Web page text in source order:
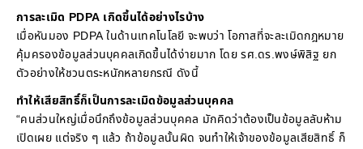
การละเมิด PDPA เกิดขึ้นได้อย่างไรบ้าง
เมื่อหันมอง PDPA ในด้านเทคโนโลยี จะพบว่า โอกาสที่จะละเมิดกฎหมาย
คุ้มครองข้อมูลส่วนบุคคลเกิดขึ้นได้ง่ายมาก โดย รศ.ดร.พงษ์พิสิฐ ยก
ตัวอย่างให้ชวนตระหนักหลายกรณี ดังนี้
ทำให้เสียสิทธิ์ก็เป็นการละเมิดข้อมูลส่วนบุคคล
“คนส่วนใหญ่เมื่อนึกถึงข้อมูลส่วนบุคคล มักคิดว่าต้องเป็นข้อมูลลับห้าม
เปิดเผย แต่จริง ๆ แล้ว ถ้าข้อมูลนั้นผิด จนทำให้เจ้าของข้อมูลเสียสิทธิ์ ก็